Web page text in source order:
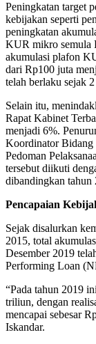
Peningkatan target
kebijakan seperti
peningkatan
KUR mikro semula
akumulasi plafon
dari Rp100 juta
telah berlaku sejak
Selain itu,
Rapat Kabinet
menjadi 6%.
Koordinator Bidang
Pedoman
tersebut diikuti
dibandingkan tahun
Pencapaian
Sejak disalurkan
2015, total
Desember 2019
Performing Loan
“Pada tahun 2019
triliun, dengan
mencapai sebesar
Iskandar.